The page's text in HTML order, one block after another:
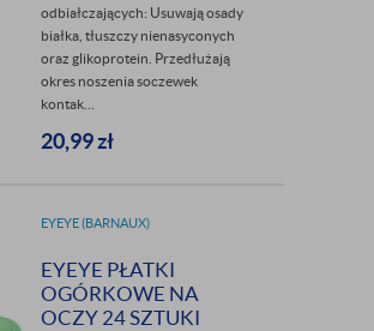
odbiałczających: Usuwają osady
białka, tłuszczy nienasyconych
oraz glikoprotein. Przedłużają
okres noszenia soczewek
kontak...
20,99zł
EYEYE (BARNAUX)
EYEYE PŁATKI
OGÓRKOWE NA
OCZY 24 SZTUKI